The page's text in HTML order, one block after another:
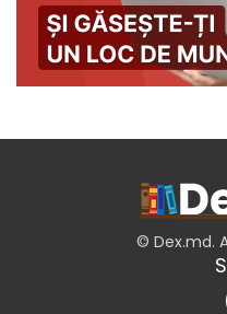
© Dex.md.